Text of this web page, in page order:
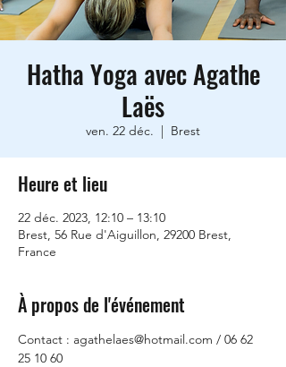
Hatha Yoga avec Agathe
Laës
ven. 22 déc.
  |
Brest
Heure et lieu
22 déc. 2023, 12:10 – 13:10
Brest, 56 Rue d'Aiguillon, 29200 Brest,
France
À propos de l'événement
Contact : agathelaes@hotmail.com / 06 62
25 10 60